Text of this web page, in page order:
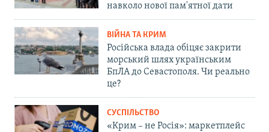
навколо нової пам'ятної дати
ВІЙНА ТА КРИМ
Російська влада обіцяє закрити
морський шлях українським
БпЛА до Севастополя. Чи реально
це?
СУСПІЛЬСТВО
«Крим – не Росія»: маркетплейс